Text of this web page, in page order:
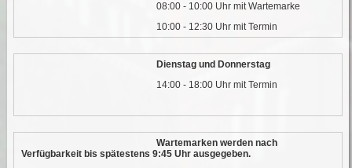
08:00 - 10:00 Uhr mit Wartemarke
10:00 - 12:30 Uhr mit Termin
Dienstag und Donnerstag
14:00 - 18:00 Uhr mit Termin
Wartemarken werden nach
Verfügbarkeit bis spätestens 9:45 Uhr ausgegeben.